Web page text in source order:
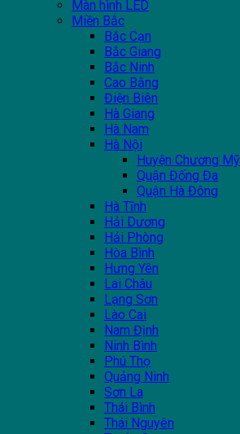
Màn hình LED
Miền Bắc
Bắc Cạn
Bắc Giang
Bắc Ninh
Cao Bằng
Điện Biên
Hà Giang
Hà Nam
Hà Nội
Huyện Chương Mỹ
Quận Đống Đa
Quận Hà Đông
Hà Tĩnh
Hải Dương
Hải Phòng
Hòa Bình
Hưng Yên
Lai Châu
Lạng Sơn
Lào Cai
Nam Định
Ninh Bình
Phú Thọ
Quảng Ninh
Sơn La
Thái Bình
Thái Nguyên